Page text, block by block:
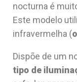
nocturna é
Este modelo
infravermelha (
Dispõe de um
tipo de